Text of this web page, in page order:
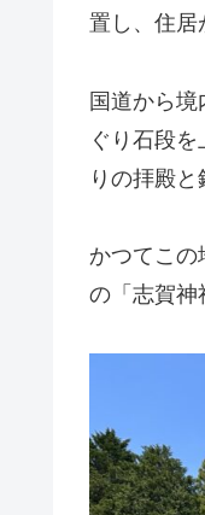
置し、住居
国道から
ぐり石段
りの拝殿
かつてこ
の「志賀神